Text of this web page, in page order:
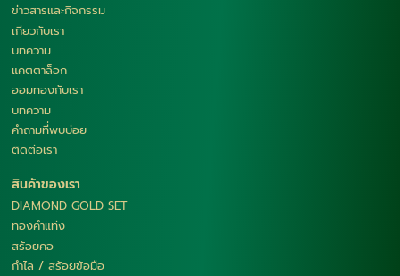
ข่าวสารและกิจกรรม
เกียวกับเรา
บทความ
แคตตาล็อก
ออมทองกับเรา
บทความ
คำถามที่พบบ่อย
ติดต่อเรา
สินค้าของเรา
DIAMOND GOLD SET
ทองคำแท่ง
สร้อยคอ
กำไล / สร้อยข้อมือ